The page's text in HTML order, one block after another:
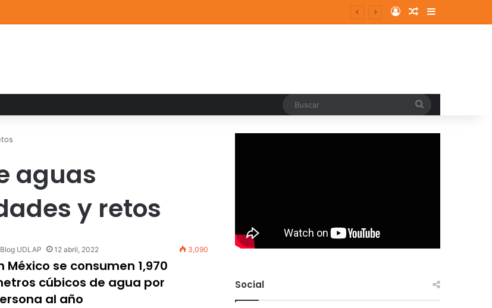
fortalece su acervo con nuevas obras de artistas emergentes y consolidados Log InRandom Article
Sidebar
aguas
y retos
Blog UDLAP 12 abril, 2022 3,090
México se consumen 1,970
cúbicos de agua por
al año
Social